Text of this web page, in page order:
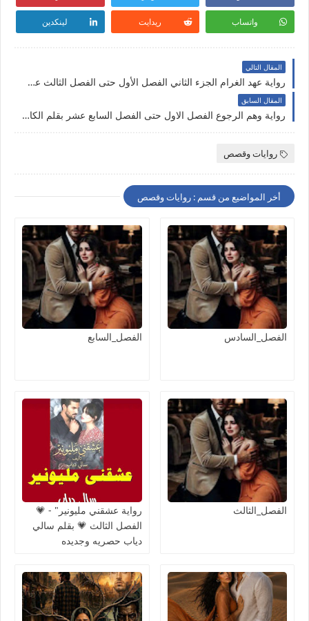
واتساب ريدايت لينكدين
المقال التالي
رواية عهد الغرام الجزء الثاني الفصل الأول حتى الفصل الثالث عشر بقلم سيليا البحيري حصريه وجديده على مدونة النجم المتوهج للروايات والمعلومات
المقال السابق
رواية وهم الرجوع الفصل الاول حتى الفصل السابع عشر بقلم الكاتبه رميسه حصريه وجديده على مدونة النجم المتوهج للروايات والمعلومات
روايات وقصص
أخر المواضيع من قسم : روايات وقصص
الفصل_السادس الفصل_السابع
الفصل_الثالث
رواية عشقني مليونير" - 💗
الفصل الثالث 💗 بقلم سالي
دياب حصريه وجديده